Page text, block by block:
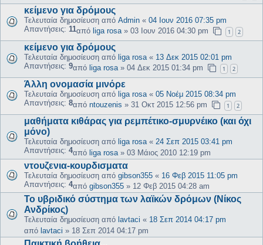
κείμενο για δρόμους
Τελευταία δημοσίευση από Admin « 04 Ιουν 2016 07:35 pm
Απαντήσεις: 11από liga rosa» 03 Ιουν 2016 04:30 pm 1 2
κείμενο για δρόμους
Τελευταία δημοσίευση από liga rosa « 13 Δεκ 2015 02:01 pm
Απαντήσεις: 9από liga rosa» 04 Δεκ 2015 01:34 pm 1 2
Άλλη ονομασία μινόρε
Τελευταία δημοσίευση από liga rosa « 05 Νοέμ 2015 08:34 pm
Απαντήσεις: 8από ntouzenis » 31 Οκτ 2015 12:56 pm 1 2
μαθήματα κιθάρας για ρεμπέτικο-σμυρνέικο (και όχι
μόνο)
Τελευταία δημοσίευση από liga rosa « 24 Σεπ 2015 03:41 pm
Απαντήσεις: 4από liga rosa » 03 Μάιος 2010 12:19 pm
ντουζενια-κουρδισματα
Τελευταία δημοσίευση από gibson355 « 16 Φεβ 2015 11:05 pm
Απαντήσεις: 4από gibson355 » 12 Φεβ 2015 04:28 am
Το υβριδικό σύστημα των λαϊκών δρόμων (Νίκος
Ανδρίκος)
Τελευταία δημοσίευση από lavtaci « 18 Σεπ 2014 04:17 pm
από lavtaci » 18 Σεπ 2014 04:17 pm